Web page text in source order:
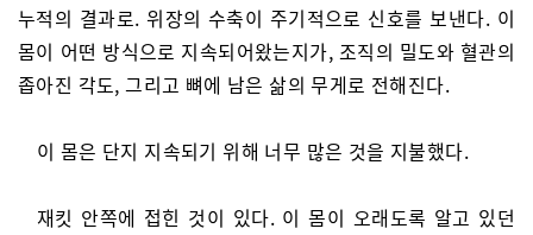
누적의 결과로. 위장의 수축이 주기적으로 신호를 보낸다. 이
몸이 어떤 방식으로 지속되어왔는지가, 조직의 밀도와 혈관의
좁아진 각도, 그리고 뼈에 남은 삶의 무게로 전해진다.
이 몸은 단지 지속되기 위해 너무 많은 것을 지불했다.
재킷 안쪽에 접힌 것이 있다. 이 몸이 오래도록 알고 있던